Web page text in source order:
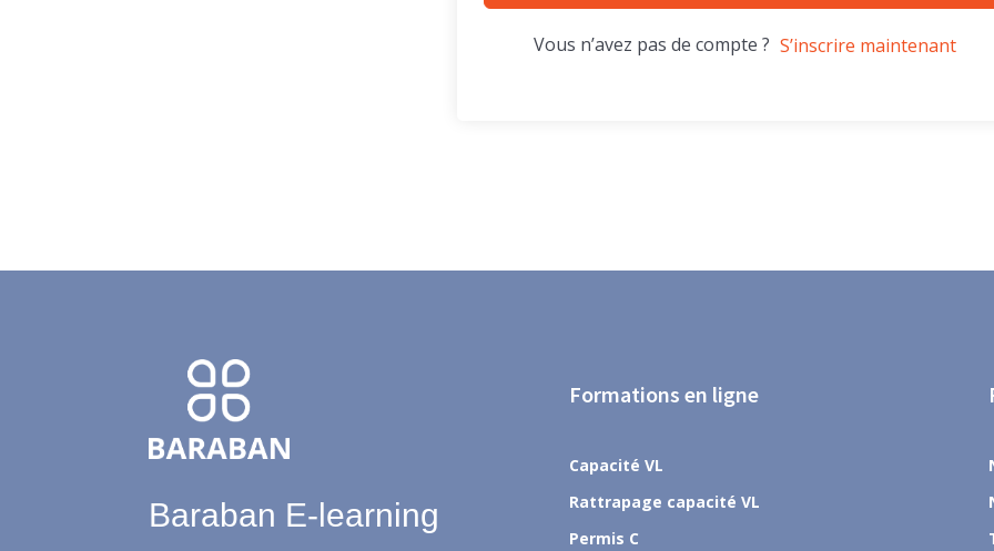
Vous n’avez pas de compte ? S’inscrire maintenant
Baraban E-learning
Formations en ligne
Capacité VL
Rattrapage capacité VL
Permis C